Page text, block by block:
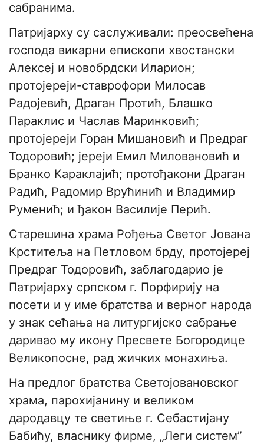
сабранима.
Патријарху су саслуживали: преосвећена
господа викарни епископи хвостански
Алексеј и новобрдски Иларион;
протојереји-ставрофори Милосав
Радојевић, Драган Протић, Блашко
Параклис и Часлав Маринковић;
протојереји Горан Мишановић и Предраг
Тодоровић; јереји Емил Миловановић и
Бранко Караклајић; протођакони Драган
Радић, Радомир Врућинић и Владимир
Руменић; и ђакон Василије Перић.
Старешина храма Рођења Светог Јована
Крститеља на Петловом брду, протојереј
Предраг Тодоровић, заблагодарио је
Патријарху српском г. Порфирију на
посети и у име братства и верног народа
у знак сећања на литургијско сабрање
даривао му икону Пресвете Богородице
Великопосне, рад жичких монахиња.
На предлог братства Светојовановског
храма, парохијанину и великом
дародавцу те светиње г. Себастијану
Бабићу, власнику фирме, „Леги систем”